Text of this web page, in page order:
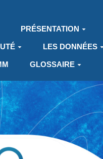
PRÉSENTATION
LES DONNÉES
GLOSSAIRE